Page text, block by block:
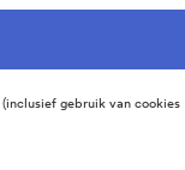
(inclusief gebruik van cookies